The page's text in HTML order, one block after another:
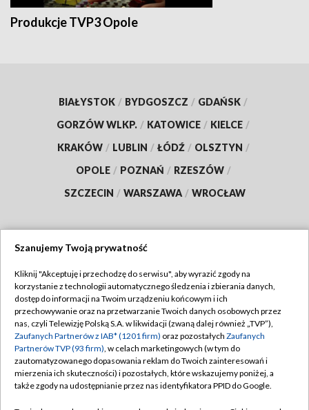
Produkcje TVP3 Opole
BIAŁYSTOK / BYDGOSZCZ / GDAŃSK /
GORZÓW WLKP. / KATOWICE / KIELCE /
KRAKÓW / LUBLIN / ŁÓDŹ / OLSZTYN /
OPOLE / POZNAŃ / RZESZÓW /
SZCZECIN / WARSZAWA / WROCŁAW
TVP
Abonament TVP
Emisja w TVP
Centrum informacji TVP
Naziemna Telewizja Cyfrowa
Regulamin TVP
Polityka prywatności
Moje zgody
Pomoc
Szanujemy Twoją prywatność
Kliknij "Akceptuję i przechodzę do serwisu", aby wyrazić zgody na
korzystanie z technologii automatycznego śledzenia i zbierania danych,
dostęp do informacji na Twoim urządzeniu końcowym i ich
przechowywanie oraz na przetwarzanie Twoich danych osobowych przez
nas, czyli Telewizję Polską S.A. w likwidacji (zwaną dalej również „TVP”),
Zaufanych Partnerów z IAB* (1201 firm) oraz pozostałych Zaufanych
Partnerów TVP (93 firm), w celach marketingowych (w tym do
zautomatyzowanego dopasowania reklam do Twoich zainteresowań i
mierzenia ich skuteczności) i pozostałych, które wskazujemy poniżej, a
także zgody na udostępnianie przez nas identyfikatora PPID do Google.